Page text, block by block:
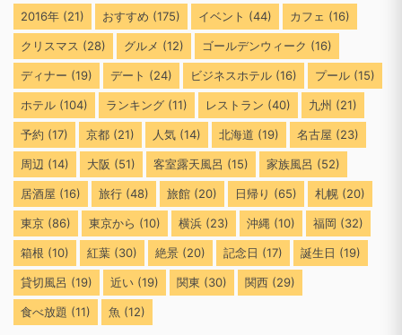
2016年 (21) おすすめ (175) イベント (44) カフェ (16)
クリスマス (28) グルメ (12) ゴールデンウィーク (16)
ディナー (19) デート (24) ビジネスホテル (16) プール (15)
ホテル (104) ランキング (11) レストラン (40) 九州 (21)
予約 (17) 京都 (21) 人気 (14) 北海道 (19) 名古屋 (23)
周辺 (14) 大阪 (51) 客室露天風呂 (15) 家族風呂 (52)
居酒屋 (16) 旅行 (48) 旅館 (20) 日帰り (65) 札幌 (20)
東京 (86) 東京から (10) 横浜 (23) 沖縄 (10) 福岡 (32)
箱根 (10) 紅葉 (30) 絶景 (20) 記念日 (17) 誕生日 (19)
貸切風呂 (19) 近い (19) 関東 (30) 関西 (29)
食べ放題 (11) 魚 (12)